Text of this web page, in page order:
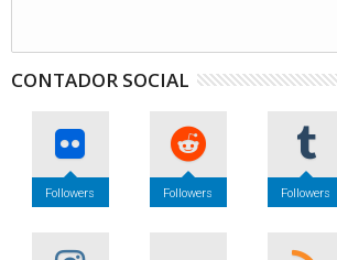
CONTADOR SOCIAL
Followers Followers Followers